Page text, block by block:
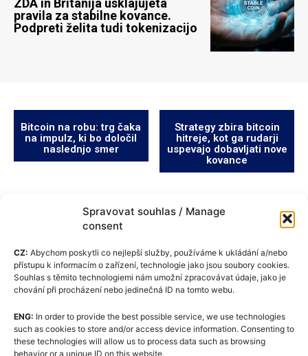
Spravovat souhlas / Manage
consent
CZ: Abychom poskytli co nejlepší služby, používáme k ukládání a/nebo
přístupu k informacím o zařízení, technologie jako jsou soubory cookies.
Souhlas s těmito technologiemi nám umožní zpracovávat údaje, jako je
chování při procházení nebo jedinečná ID na tomto webu.
ENG: In order to provide the best possible service, we use technologies
such as cookies to store and/or access device information. Consenting to
these technologies will allow us to process data such as browsing
behavior or a unique ID on this website.
ZDA in Britanija usklajujeta
pravila za stabilne kovance.
Podpreti želita tudi tokenizacijo
Bitcoin na robu: trg čaka
na impulz, ki bo določil
naslednjo smer
Strategy zbira bitcoin
hitreje, kot ga rudarji
uspevajo dobavljati nove
kovance
Pravilnik o piškotkih (EU)
GDPR